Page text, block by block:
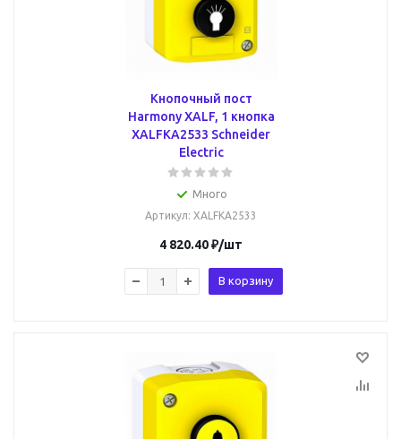
Кнопочный пост
Harmony XALF, 1 кнопка
XALFKA2533 Schneider
Electric
Много
Артикул: XALFKA2533
4 820.40₽/шт
В корзину